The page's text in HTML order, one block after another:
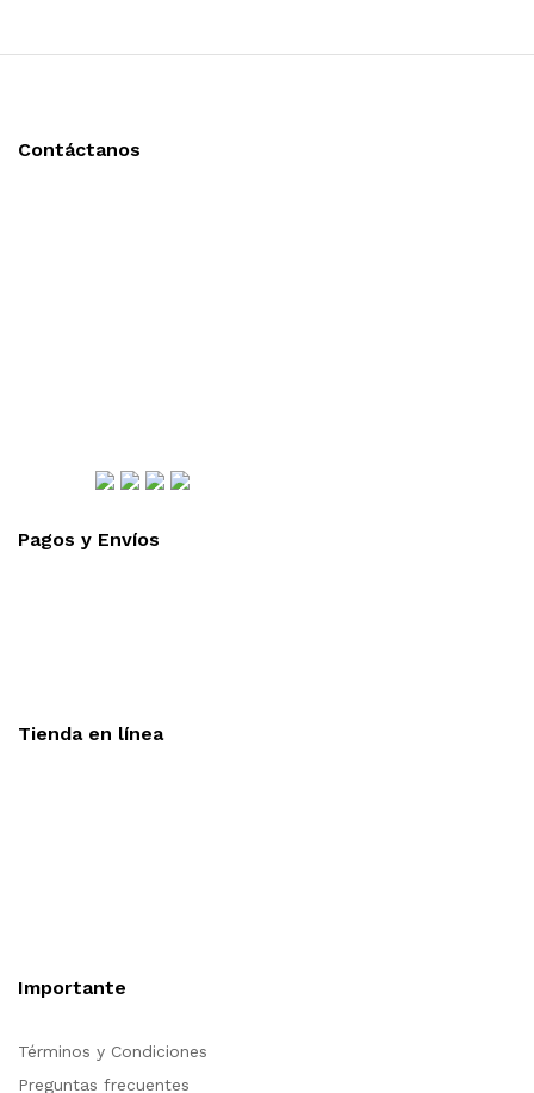
Contáctanos
Pagos y Envíos
Tienda en línea
Importante
Términos y Condiciones
Preguntas frecuentes